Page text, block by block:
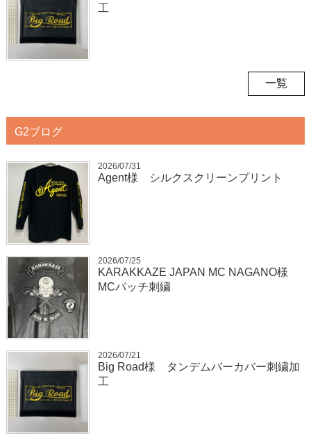
工
一覧
G2ブログ
2026/07/31
Agent様 シルクスクリーンプリント
2026/07/25
KARAKKAZE JAPAN MC NAGANO様
MCパッチ刺繍
2026/07/21
Big Road様 タンデムバーカバー刺繍加
工